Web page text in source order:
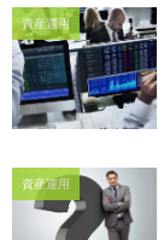
資産運用
資産運用